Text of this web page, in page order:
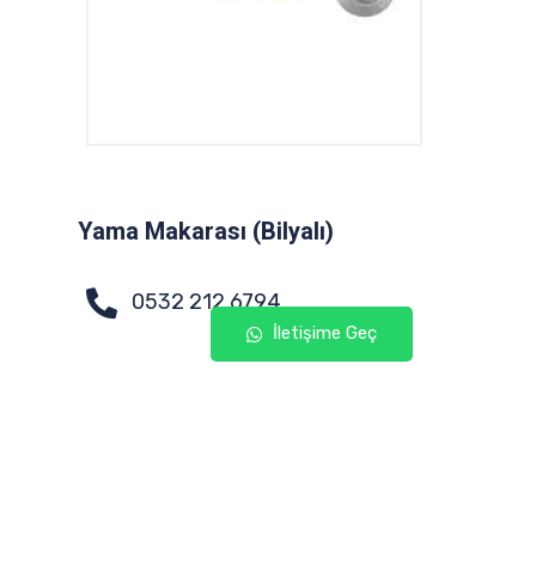
Yama Makarası (Bilyalı)
0532 212 6794
İletişime Geç